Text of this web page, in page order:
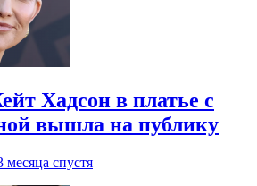
Хадсон в платье с
вышла на публику
месяца спустя